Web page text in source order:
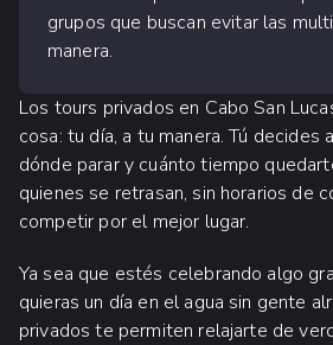
grupos que buscan evitar las
manera.
Los tours privados en Cabo San
cosa: tu día, a tu manera. Tú decides
dónde parar y cuánto tiempo
quienes se retrasan, sin horarios de
competir por el mejor lugar.
Ya sea que estés celebrando algo
quieras un día en el agua sin gente
privados te permiten relajarte de